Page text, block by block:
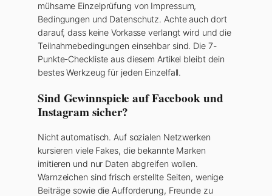
mühsame Einzelprüfung von Impressum,
Bedingungen und Datenschutz. Achte auch dort
darauf, dass keine Vorkasse verlangt wird und die
Teilnahmebedingungen einsehbar sind. Die 7-
Punkte-Checkliste aus diesem Artikel bleibt dein
bestes Werkzeug für jeden Einzelfall.
Sind Gewinnspiele auf Facebook und
Instagram sicher?
Nicht automatisch. Auf sozialen Netzwerken
kursieren viele Fakes, die bekannte Marken
imitieren und nur Daten abgreifen wollen.
Warnzeichen sind frisch erstellte Seiten, wenige
Beiträge sowie die Aufforderung, Freunde zu